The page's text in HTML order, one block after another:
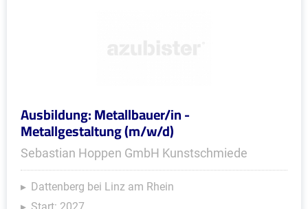
Ausbildung: Metallbauer/in -
Metallgestaltung (m/w/d)
Sebastian Hoppen GmbH Kunstschmiede
Dattenberg bei Linz am Rhein